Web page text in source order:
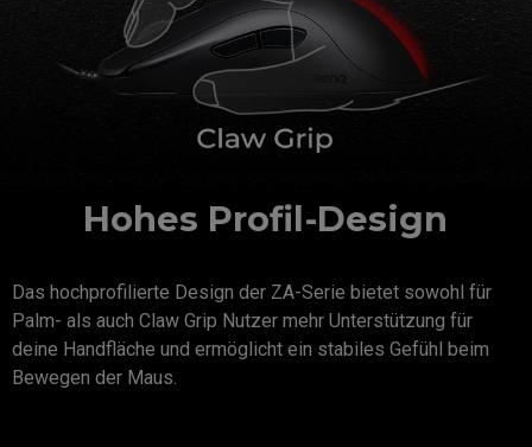
Hohes Profil-Design
Das hochprofilierte Design der ZA-Serie bietet sowohl für
Palm- als auch Claw Grip Nutzer mehr Unterstützung für
deine Handfläche und ermöglicht ein stabiles Gefühl beim
Bewegen der Maus.